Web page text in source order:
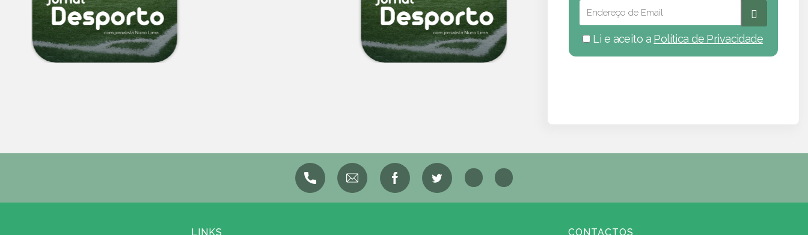
Li e aceito a Política de Privacidade
LINKS CONTACTOS